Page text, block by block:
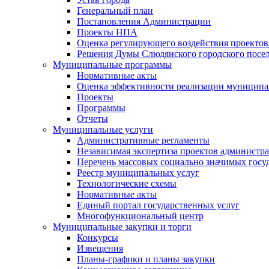
Генеральный план
Постановления Администрации
Проекты НПА
Оценка регулирующего воздействия
Решения Думы Слюдянского городского
Муниципальные программы
Нормативные акты
Оценка эффективности реализации
Проекты
Программы
Отчеты
Муниципальные услуги
Административные регламенты
Независимая экспертиза проектов
Перечень массовых социально значимых
Реестр муниципальных услуг
Технологические схемы
Нормативные акты
Единый портал государственных услуг
Многофункциональный центр
Муниципальные закупки и торги
Конкурсы
Извещения
Планы-графики и планы закупки